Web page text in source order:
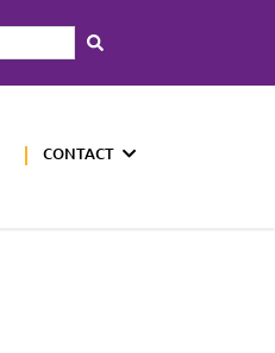
CONTACT